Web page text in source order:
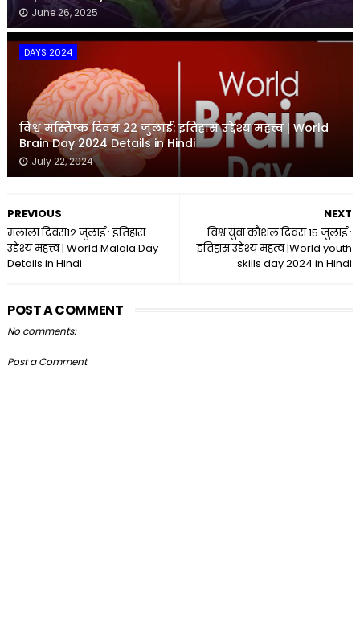
June 26, 2025
DAYS 2024
विश्व मस्तिष्क दिवस 22 जुलाई: इतिहास उद्देश्य महत्त्व | World
Brain Day 2024 Details in Hindi
July 22, 2024
NEXT
विश्व युवा कौशल दिवस 15 जुलाई :
इतिहास उद्देश्य महत्व |World youth
skills day 2024 in Hindi
PREVIOUS
मलाला दिवस12 जुलाई : इतिहास
उद्देश्य महत्त्व | World Malala Day
Details in Hindi
POST A COMMENT
No comments:
Post a Comment